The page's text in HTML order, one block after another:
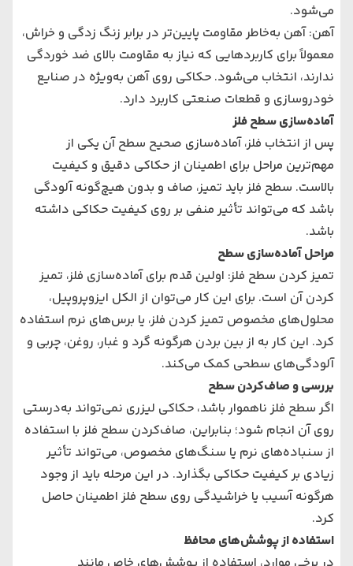
می‌شود.
آهن: آهن به‌خاطر مقاومت پایین‌تر در برابر زنگ زدگی و خراش،
معمولاً برای کاربردهایی که نیاز به مقاومت بالای ضد خوردگی
ندارند، انتخاب می‌شود. حکاکی روی آهن به‌ویژه در صنایع
خودروسازی و قطعات صنعتی کاربرد دارد.
آماده‌سازی سطح فلز
پس از انتخاب فلز، آماده‌سازی صحیح سطح آن یکی از
مهم‌ترین مراحل برای اطمینان از حکاکی دقیق و کیفیت
بالاست. سطح فلز باید تمیز، صاف و بدون هیچ‌گونه آلودگی
باشد که می‌تواند تأثیر منفی بر روی کیفیت حکاکی داشته
باشد.
مراحل آماده‌سازی سطح
تمیز کردن سطح فلز: اولین قدم برای آماده‌سازی فلز، تمیز
کردن آن است. برای این کار می‌توان از الکل ایزوپروپیل،
محلول‌های مخصوص تمیز کردن فلز، یا برس‌های نرم استفاده
کرد. این کار به از بین بردن هرگونه گرد و غبار، روغن، چربی و
آلودگی‌های سطحی کمک می‌کند.
بررسی و صاف‌کردن سطح
اگر سطح فلز ناهموار باشد، حکاکی لیزری نمی‌تواند به‌درستی
روی آن انجام شود؛ بنابراین، صاف‌کردن سطح فلز با استفاده
از سنباده‌های نرم یا سنگ‌های مخصوص، می‌تواند تأثیر
زیادی بر کیفیت حکاکی بگذارد. در این مرحله باید از وجود
هرگونه آسیب یا خراشیدگی روی سطح فلز اطمینان حاصل
کرد.
استفاده از پوشش‌های محافظ